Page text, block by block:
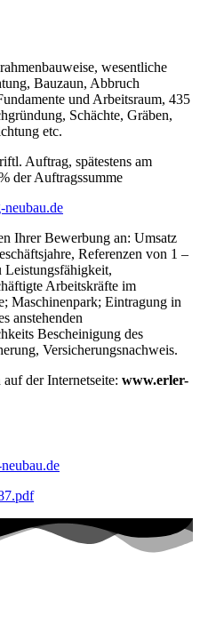
wesentliche
Bauzaun, Abbruch
und Arbeitsraum, 435
Schächte, Gräben,
etc.
Auftrag, spätestens am
der Auftragssumme
Ihrer Bewerbung an: Umsatz
Referenzen von 1 –
Leistungsfähigkeit,
Arbeitskräfte im
Maschinenpark; Eintragung in
anstehenden
Bescheinigung des
Versicherungsnachweis.
der Internetseite: www.erler-